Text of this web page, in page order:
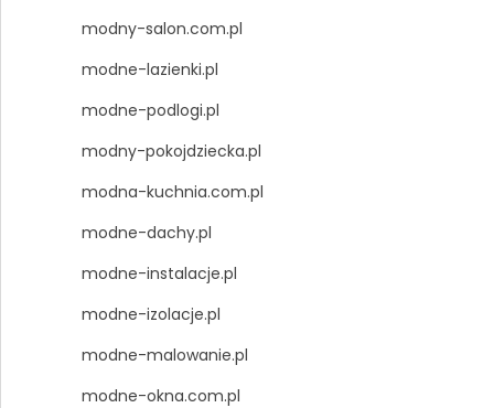
modny-salon.com.pl
modne-lazienki.pl
modne-podlogi.pl
modny-pokojdziecka.pl
modna-kuchnia.com.pl
modne-dachy.pl
modne-instalacje.pl
modne-izolacje.pl
modne-malowanie.pl
modne-okna.com.pl